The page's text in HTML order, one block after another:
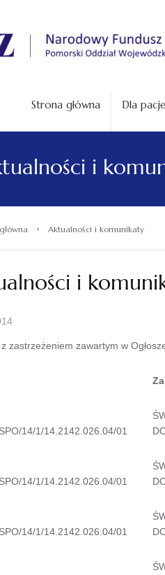
Strona główna Dla
i
› Aktualności i komunikaty
i
zastrzeżeniem zawartym w
14/1/14.2142.026.04/01
14/1/14.2142.026.04/01
14/1/14.2142.026.04/01